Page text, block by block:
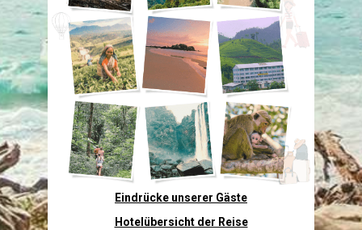
Eindrücke unserer Gäste
Hotelübersicht der Reise